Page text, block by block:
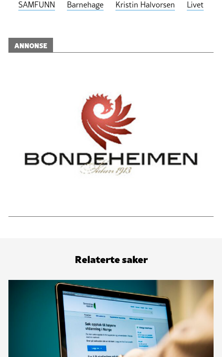
SAMFUNN Barnehage Kristin Halvorsen Livet
ANNONSE
Relaterte saker